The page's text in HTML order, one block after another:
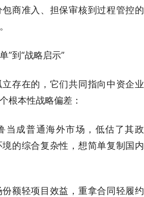
商准入、担保审核到过程管控的
”到“战略启示”
立存在的，它们共同指向中资企业
根本性战略偏差：
当成普通海外市场，低估了其政
的综合复杂性，想简单复制国内
额轻项目效益，重拿合同轻履约